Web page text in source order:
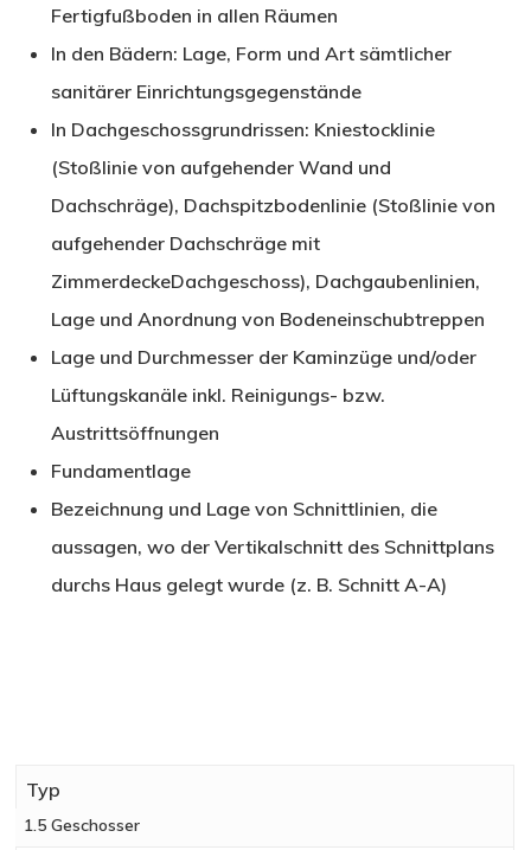
Fertigfußboden in allen Räumen
In den Bädern: Lage, Form und Art sämtlicher
sanitärer Einrichtungsgegenstände
In Dachgeschossgrundrissen: Kniestocklinie
(Stoßlinie von aufgehender Wand und
Dachschräge), Dachspitzbodenlinie (Stoßlinie von
aufgehender Dachschräge mit
ZimmerdeckeDachgeschoss), Dachgaubenlinien,
Lage und Anordnung von Bodeneinschubtreppen
Lage und Durchmesser der Kaminzüge und/oder
Lüftungskanäle inkl. Reinigungs- bzw.
Austrittsöffnungen
Fundamentlage
Bezeichnung und Lage von Schnittlinien, die
aussagen, wo der Vertikalschnitt des Schnittplans
durchs Haus gelegt wurde (z. B. Schnitt A-A)
Typ
1.5 Geschosser